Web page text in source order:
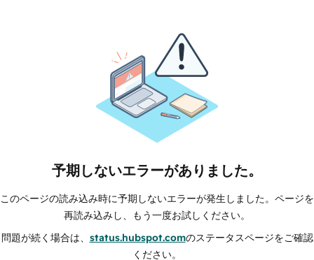
予期しないエラーがありました。
このページの読み込み時に予期しないエラーが発生しました。ページを
再読み込みし、もう一度お試しください。
問題が続く場合は、 status.hubspot.comのステータスページをご確認
ください。